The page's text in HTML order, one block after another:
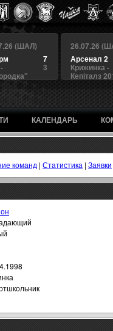
(ШАЛ)
7
3
26.07.26
Арсенал 2
Крижинка -
Кепіталз
КАЛЕНДАРЬ
команд | Статистика | Заявки